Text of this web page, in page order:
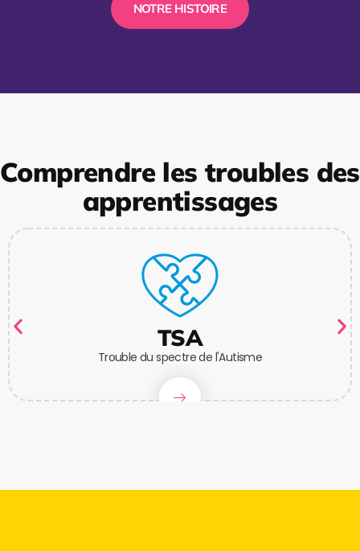
NOTRE HISTOIRE
Comprendre les troubles des
apprentissages
TSA
Trouble du spectre de l'Autisme